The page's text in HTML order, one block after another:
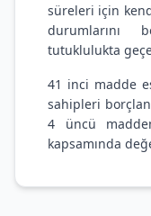
süreleri için
durumlarını
tutuklulukta
41 inci madde
sahipleri
4 üncü
kapsamında